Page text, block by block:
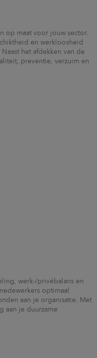
op maat voor jouw sector.
en werkloosheid
het afdekken van de
preventie, verzuim en
werk-/privébalans en
optimaal
aan je organisatie. Met
aan je duurzame